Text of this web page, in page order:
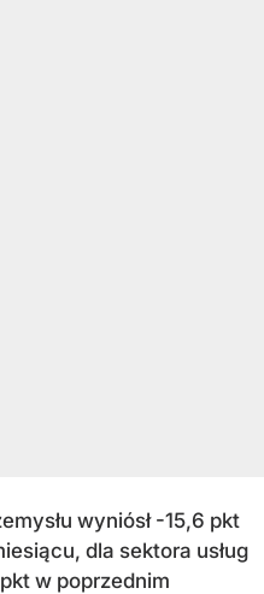
wyniósł -15,6 pkt
dla sektora usług
w poprzednim